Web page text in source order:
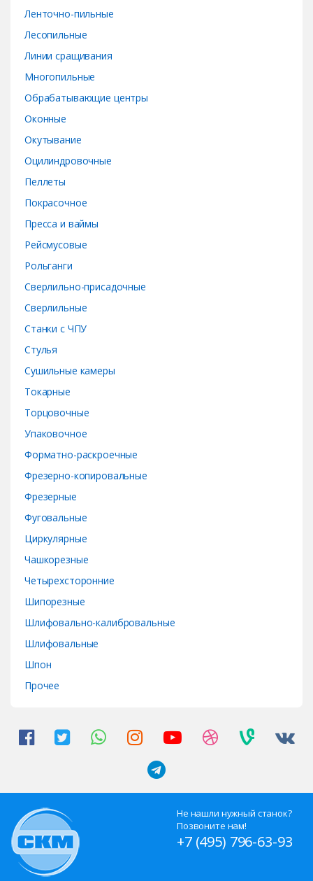
Ленточно-пильные
Лесопильные
Линии сращивания
Многопильные
Обрабатывающие центры
Оконные
Окутывание
Оцилиндровочные
Пеллеты
Покрасочное
Пресса и ваймы
Рейсмусовые
Рольганги
Сверлильно-присадочные
Сверлильные
Станки с ЧПУ
Стулья
Сушильные камеры
Токарные
Торцовочные
Упаковочное
Форматно-раскроечные
Фрезерно-копировальные
Фрезерные
Фуговальные
Циркулярные
Чашкорезные
Четырехсторонние
Шипорезные
Шлифовально-калибровальные
Шлифовальные
Шпон
Прочее
Не нашли нужный станок?
Позвоните нам!
+7 (495) 796-63-93